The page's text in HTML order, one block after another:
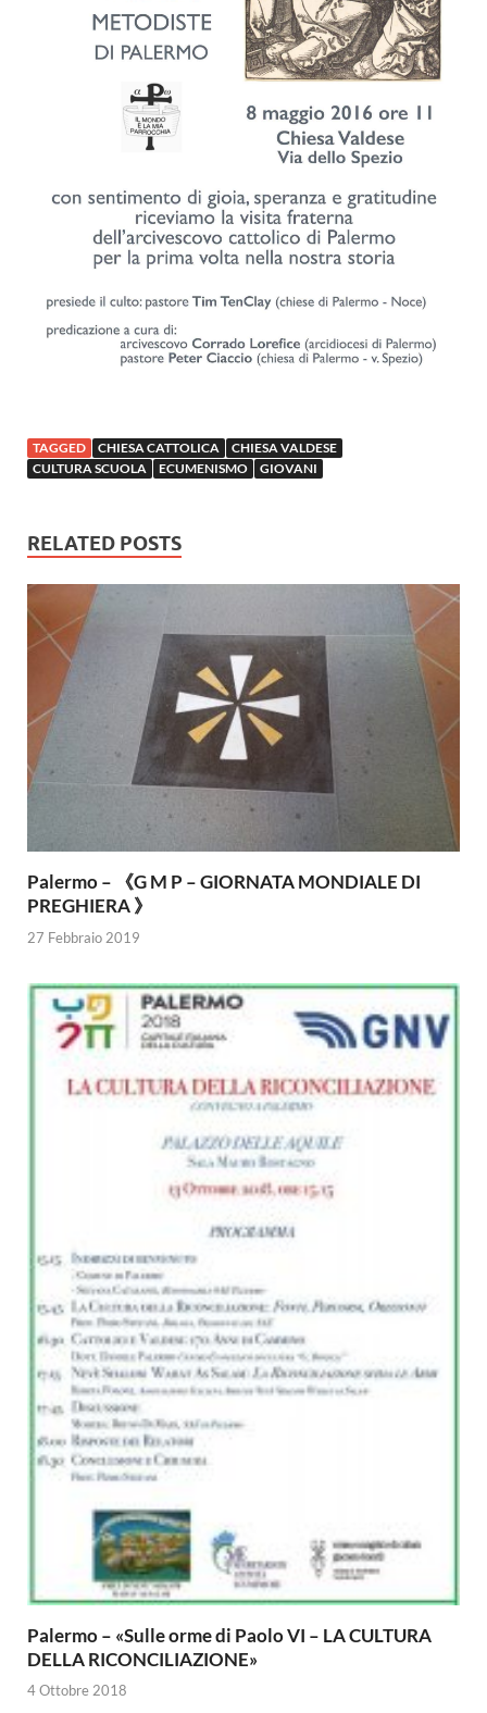
TAGGED CHIESA CATTOLICA
CHIESA VALDESE
CULTURA SCUOLA
ECUMENISMO GIOVANI
RELATED POSTS
Palermo – 《G M P – GIORNATA MONDIALE DI
PREGHIERA 》
27 Febbraio 2019
Palermo – «Sulle orme di Paolo VI – LA CULTURA
DELLA RICONCILIAZIONE»
4 Ottobre 2018